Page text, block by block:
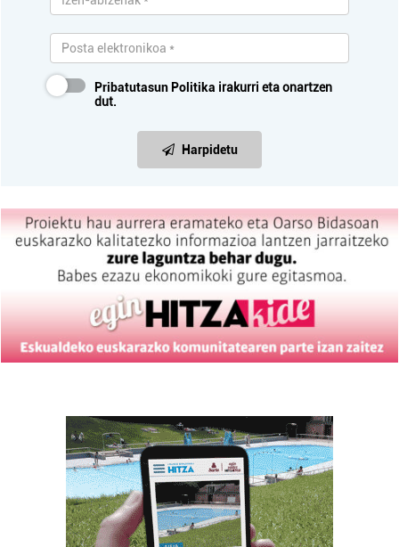
Pribatutasun Politika irakurri eta onartzen
dut.
Harpidetu